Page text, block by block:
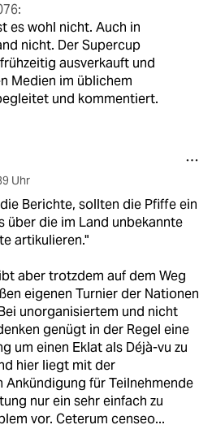
es wohl nicht. Auch in
nicht. Der Supercup
ausverkauft und
Medien im üblichem
und kommentiert.
Uhr
Berichte, sollten die Pfiffe ein
über die im Land unbekannte
artikulieren."
aber trotzdem auf dem Weg
eigenen Turnier der Nationen
unorganisiertem und nicht
genügt in der Regel eine
um einen Eklat als Déjà-vu zu
hier liegt mit der
Ankündigung für Teilnehmende
nur ein sehr einfach zu
vor. Ceterum censeo...